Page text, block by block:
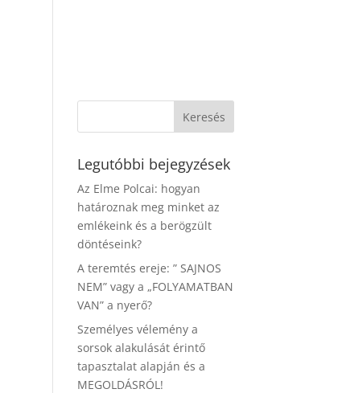
Legutóbbi bejegyzések
Az Elme Polcai: hogyan
határoznak meg minket az
emlékeink és a berögzült
döntéseink?
A teremtés ereje: ” SAJNOS
NEM” vagy a „FOLYAMATBAN
VAN” a nyerő?
Személyes vélemény a
sorsok alakulását érintő
tapasztalat alapján és a
MEGOLDÁSRÓL!